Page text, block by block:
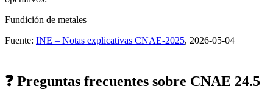
Fundición de metales
Fuente: INE – Notas explicativas CNAE-2025, 2026-05-04
❓ Preguntas frecuentes sobre CNAE 24.5